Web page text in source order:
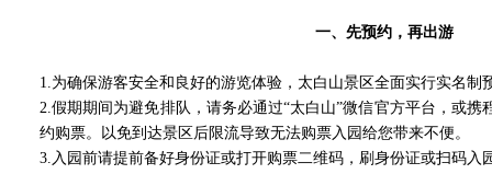
一、先预约，再出游
1.为确保游客安全和良好的游览体验，太白山景区全面实行实名制
2.假期期间为避免排队，请务必通过“太白山”微信官方平台，或携
约购票。以免到达景区后限流导致无法购票入园给您带来不便。
3.入园前请提前备好身份证或打开购票二维码，刷身份证或扫码入